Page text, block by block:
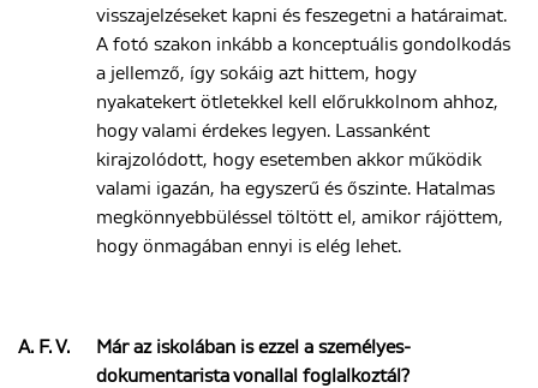
visszajelzéseket kapni és feszegetni a határaimat.
A fotó szakon inkább a konceptuális gondolkodás
a jellemző, így sokáig azt hittem, hogy
nyakatekert ötletekkel kell előrukkolnom ahhoz,
hogy valami érdekes legyen. Lassanként
kirajzolódott, hogy esetemben akkor működik
valami igazán, ha egyszerű és őszinte. Hatalmas
megkönnyebbüléssel töltött el, amikor rájöttem,
hogy önmagában ennyi is elég lehet.
A. F. V.
Már az iskolában is ezzel a személyes-
dokumentarista vonallal foglalkoztál?